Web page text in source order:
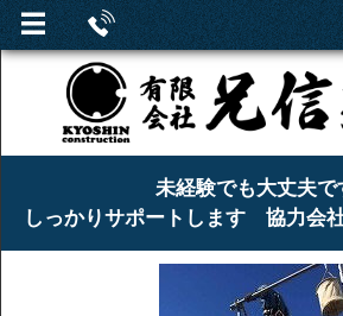
未経験でも大丈夫で
しっかりサポートします 協力会